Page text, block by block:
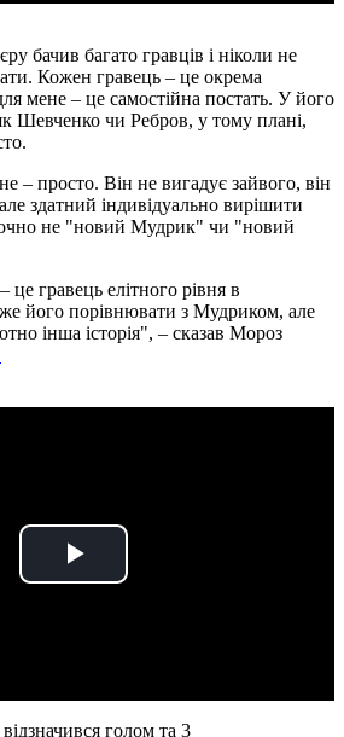
бачив багато гравців і ніколи не
Кожен гравець – це окрема
мене – це самостійна постать. У його
Шевченко чи Ребров, у тому плані,
– просто. Він не вигадує зайвого, він
здатний індивідуально вирішити
не "новий Мудрик" чи "новий
гравець елітного рівня в
його порівнювати з Мудриком, але
інша історія", – сказав Мороз
Play
голом та 3